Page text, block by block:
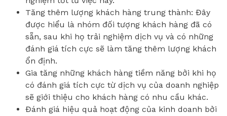
Tăng thêm lượng khách hàng trung thành: Đây
được hiểu là nhóm đối tượng khách hàng đã có
sẵn, sau khi họ trải nghiệm dịch vụ và có những
đánh giá tích cực sẽ làm tăng thêm lượng khách
ổn định.
Gia tăng những khách hàng tiềm năng bởi khi họ
có đánh giá tích cực từ dịch vụ của doanh nghiệp
sẽ giới thiệu cho khách hàng có nhu cầu khác.
Đánh giá hiệu quả hoạt động của kinh doanh bởi